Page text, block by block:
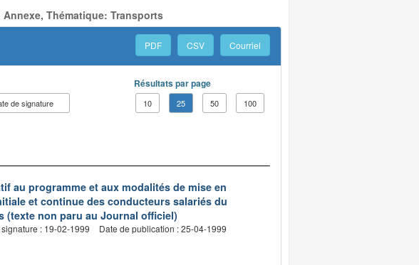
Thématique: Transports
PDF CSV Courriel
de signature
Résultats par page
10 25 50 100
au programme et aux modalités de mise en
et continue des conducteurs salariés du
non paru au Journal officiel)
: 19-02-1999 Date de publication : 25-04-1999